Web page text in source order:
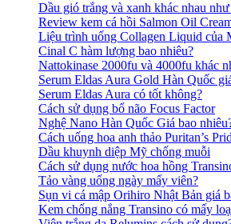
Dầu gió trắng và xanh khác nhau như
Review kem cá hồi Salmon Oil
Liệu trình uống Collagen Liquid của
Cinal C hàm lượng bao nhiêu?
Nattokinase 2000fu và 4000fu khác
Serum Eldas Aura Gold Hàn Quốc
Serum Eldas Aura có tốt không?
Cách sử dụng bổ não Focus Factor
Nghệ Nano Hàn Quốc Giá bao
Cách uống hoa anh thảo Puritan’s
Dầu khuynh diệp Mỹ chống muỗi
Cách sử dụng nước hoa hồng
Tảo vàng uống ngày mấy viên?
Sụn vi cá mập Orihiro Nhật Bản giá
Kem chống nắng Transino có mấy